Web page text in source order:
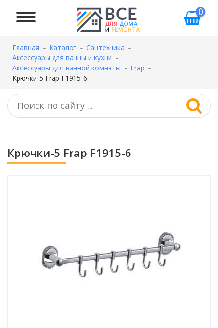
0
Главная Каталог
Сантехника
Аксессуары для ванны и кухни
Аксессуары для ванной комнаты
Frap
Крючки-5 Frap F1915-6
Крючки-5 Frap F1915-6